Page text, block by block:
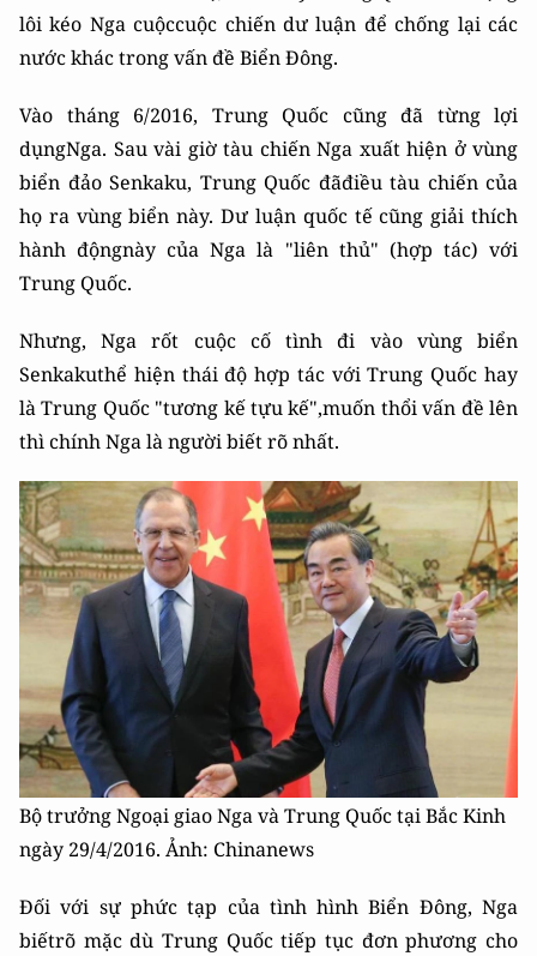
lôi kéo Nga cuộccuộc chiến dư luận để chống lại các
nước khác trong vấn đề Biển Đông.
Vào tháng 6/2016, Trung Quốc cũng đã từng lợi
dụngNga. Sau vài giờ tàu chiến Nga xuất hiện ở vùng
biển đảo Senkaku, Trung Quốc đãđiều tàu chiến của
họ ra vùng biển này. Dư luận quốc tế cũng giải thích
hành độngnày của Nga là "liên thủ" (hợp tác) với
Trung Quốc.
Nhưng, Nga rốt cuộc cố tình đi vào vùng biển
Senkakuthể hiện thái độ hợp tác với Trung Quốc hay
là Trung Quốc "tương kế tựu kế",muốn thổi vấn đề lên
thì chính Nga là người biết rõ nhất.
Bộ trưởng Ngoại giao Nga và Trung Quốc tại Bắc Kinh
ngày 29/4/2016. Ảnh: Chinanews
Đối với sự phức tạp của tình hình Biển Đông, Nga
biếtrõ mặc dù Trung Quốc tiếp tục đơn phương cho